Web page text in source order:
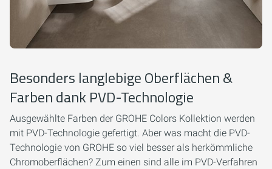
Besonders langlebige Oberflächen &
Farben dank PVD-Technologie
Ausgewählte Farben der GROHE Colors Kollektion werden
mit PVD-Technologie gefertigt. Aber was macht die PVD-
Technologie von GROHE so viel besser als herkömmliche
Chromoberflächen? Zum einen sind alle im PVD-Verfahren